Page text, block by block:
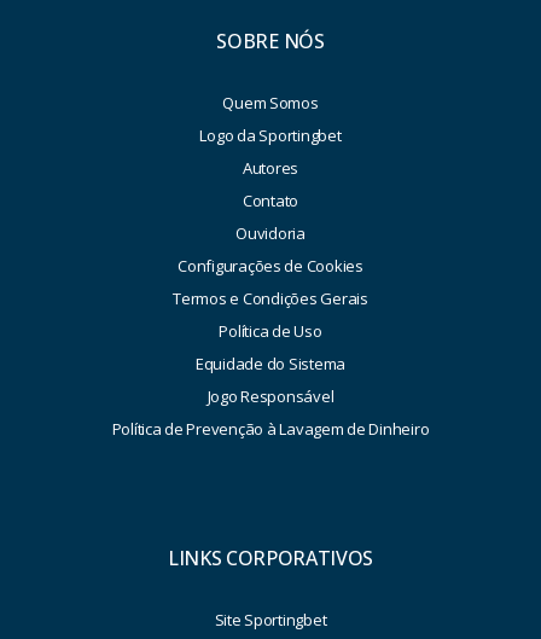
SOBRE NÓS
Quem Somos
Logo da Sportingbet
Autores
Contato
Ouvidoria
Configurações de Cookies
Termos e Condições Gerais
Política de Uso
Equidade do Sistema
Jogo Responsável
Política de Prevenção à Lavagem de Dinheiro
LINKS CORPORATIVOS
Site Sportingbet